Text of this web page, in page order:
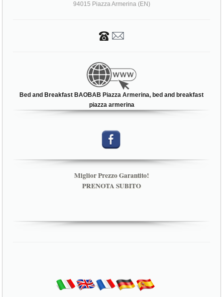
94015 Piazza Armerina (EN)
Bed and Breakfast BAOBAB Piazza Armerina, bed and breakfast
piazza armerina
Miglior Prezzo Garantito!
PRENOTA SUBITO